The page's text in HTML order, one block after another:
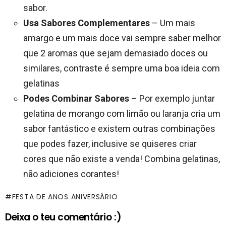
sabor.
Usa Sabores Complementares – Um mais
amargo e um mais doce vai sempre saber melhor
que 2 aromas que sejam demasiado doces ou
similares, contraste é sempre uma boa ideia com
gelatinas
Podes Combinar Sabores – Por exemplo juntar
gelatina de morango com limão ou laranja cria um
sabor fantástico e existem outras combinações
que podes fazer, inclusive se quiseres criar
cores que não existe a venda! Combina gelatinas,
não adiciones corantes!
FESTA DE ANOS ANIVERSÁRIO
Deixa o teu comentário :)